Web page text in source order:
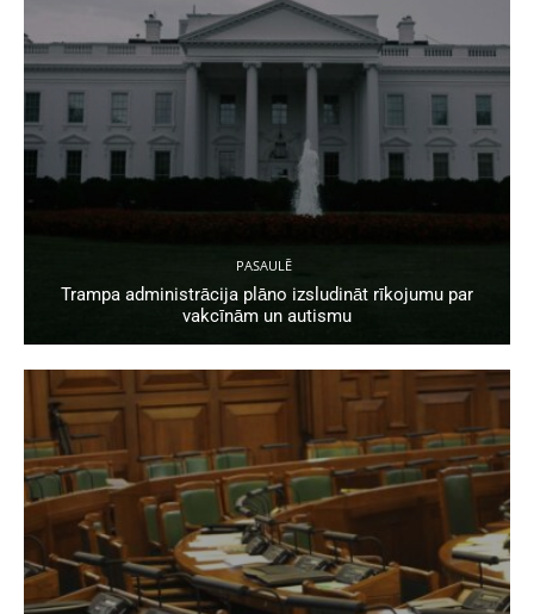
PASAULĒ
Trampa administrācija plāno izsludināt rīkojumu par
vakcīnām un autismu